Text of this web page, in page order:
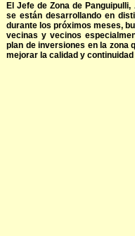
El Jefe de Zona de
se están desarrollando en
durante los próximos meses,
vecinas y vecinos
plan de inversiones en la zona
mejorar la calidad y